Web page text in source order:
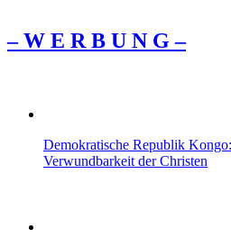
– W Ε R Β U Ν G –
Demokratische Republik
Verwundbarkeit der Christen